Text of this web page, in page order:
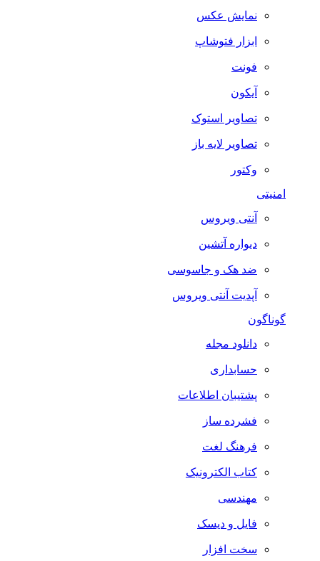
نمایش عکس
ابزار فتوشاپ
فونت
آیکون
تصاویر استوک
تصاویر لایه باز
وکتور
امنیتی
آنتی ویروس
دیواره آتشین
ضد هک و جاسوسی
آپدیت آنتی ویروس
گوناگون
دانلود مجله
حسابداری
پشتیبان اطلاعات
فشرده ساز
فرهنگ لغت
کتاب الکترونیک
مهندسی
فایل و دیسک
سخت افزار